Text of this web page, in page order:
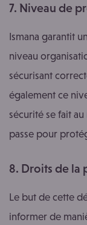
7. Niveau de
Ismana garantit
niveau
sécurisant
également ce
sécurité se fait
passe pour
8. Droits de la
Le but de cette
informer de